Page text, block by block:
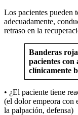
Los pacientes pueden
adecuadamente,
retraso en la
Banderas
pacientes con
clínicamente
• ¿El paciente tiene
(el dolor empeora con
la palpación, defensa)